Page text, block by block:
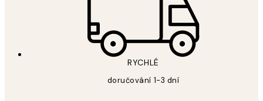
RYCHLÉ
doručování 1-3 dní